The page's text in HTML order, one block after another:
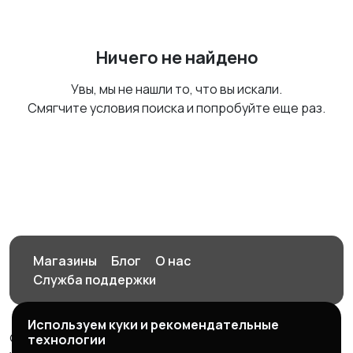
Ничего не найдено
Увы, мы не нашли то, что вы искали.
Смягчите условия поиска и попробуйте еще раз.
Магазины Блог
О нас
Служба поддержки
© 2026 Орен-АЙ - Авто | Недвижимость | Работа |
Используем куки и рекомендательные
технологии